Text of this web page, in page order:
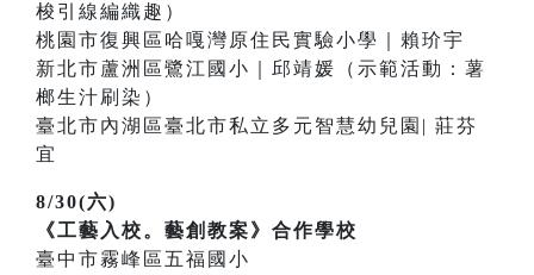
梭引線編織趣）
桃園市復興區哈嘎灣原住民實驗小學｜賴玠宇
新北市蘆洲區鷺江國小｜邱靖媛（示範活動：薯
榔生汁刷染）
臺北市內湖區臺北市私立多元智慧幼兒園| 莊芬
宜
8/30(六)
《工藝入校。藝創教案》合作學校
臺中市霧峰區五福國小